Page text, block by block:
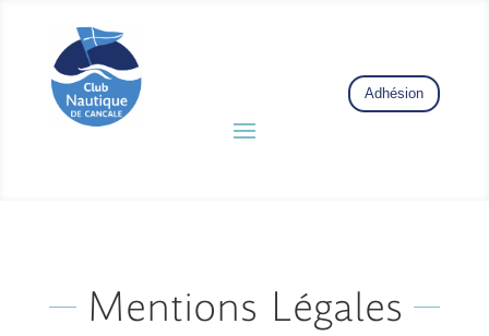
Adhésion
Mentions Légales